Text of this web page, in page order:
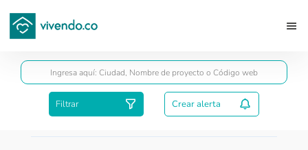
Filtrar Crear alerta
Guardar